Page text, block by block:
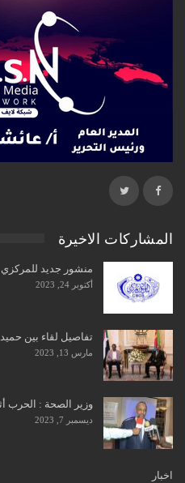
المشاركات الاخيرة
منشور جديد للمركزي
أكتوبر 24, 2023
تفاصيل لقاء بين
مارس 13, 2023
وزير الصحة : الحرب أثرت على 40
ديسمبر 7, 2023
اخبار